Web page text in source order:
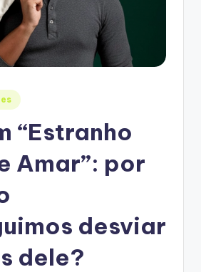
“Estranho
Amar”: por
desviar
dele?